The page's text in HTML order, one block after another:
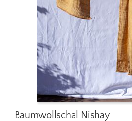
Baumwollschal Nishay